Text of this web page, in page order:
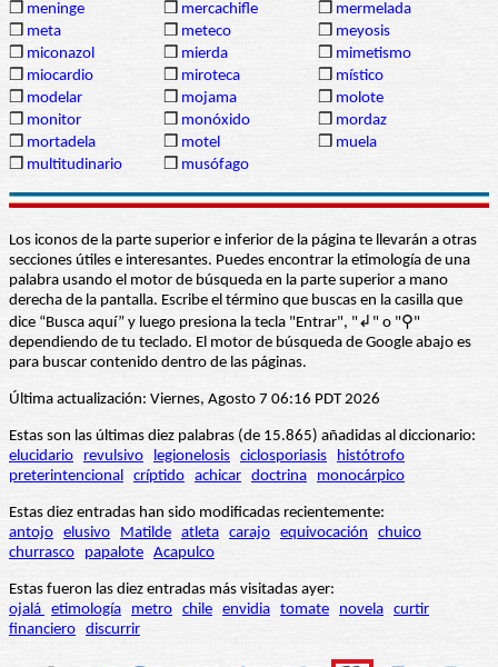
❒ meninge ❒ mercachifle ❒ mermelada
❒ meta ❒ meteco ❒ meyosis
❒ miconazol ❒ mierda ❒ mimetismo
❒ miocardio ❒ miroteca ❒ místico
❒ modelar ❒ mojama ❒ molote
❒ monitor ❒ monóxido ❒ mordaz
❒ mortadela ❒ motel ❒ muela
❒ multitudinario ❒ musófago
Los iconos de la parte superior e inferior de la página te llevarán a otras
secciones útiles e interesantes. Puedes encontrar la etimología de una
palabra usando el motor de búsqueda en la parte superior a mano
derecha de la pantalla. Escribe el término que buscas en la casilla que
dice “Busca aquí” y luego presiona la tecla "Entrar", "↲" o "⚲"
dependiendo de tu teclado. El motor de búsqueda de Google abajo es
para buscar contenido dentro de las páginas.
Última actualización: Viernes, Agosto 7 06:16 PDT 2026
Estas son las últimas diez palabras (de 15.865) añadidas al diccionario:
elucidario
revulsivo legionelosis ciclosporiasis
histótrofo
preterintencional críptido achicar doctrina monocárpico
Estas diez entradas han sido modificadas recientemente:
antojo elusivo Matilde atleta carajo equivocación
chuico
churrasco
papalote Acapulco
Estas fueron las diez entradas más visitadas ayer:
ojalá etimología metro chile envidia tomate novela curtir
financiero discurrir